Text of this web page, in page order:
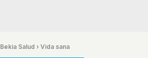
Bekia Salud › Vida sana